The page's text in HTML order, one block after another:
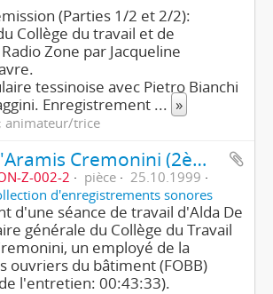
(Parties 1/2 et 2/2):
Collège du travail et de
Zone par Jacqueline
tessinoise avec Pietro Bianchi
Enregistrement ... »
animateur/trice
Interview d'Aramis Cremonini (2ème partie/2)
Z-002-2 pièce
25.10.1999
d'enregistrements sonores
d'une séance de travail d'Alda De
générale du Collège du Travail
un employé de la
ouvriers du bâtiment (FOBB)
l'entretien: 00:43:33).